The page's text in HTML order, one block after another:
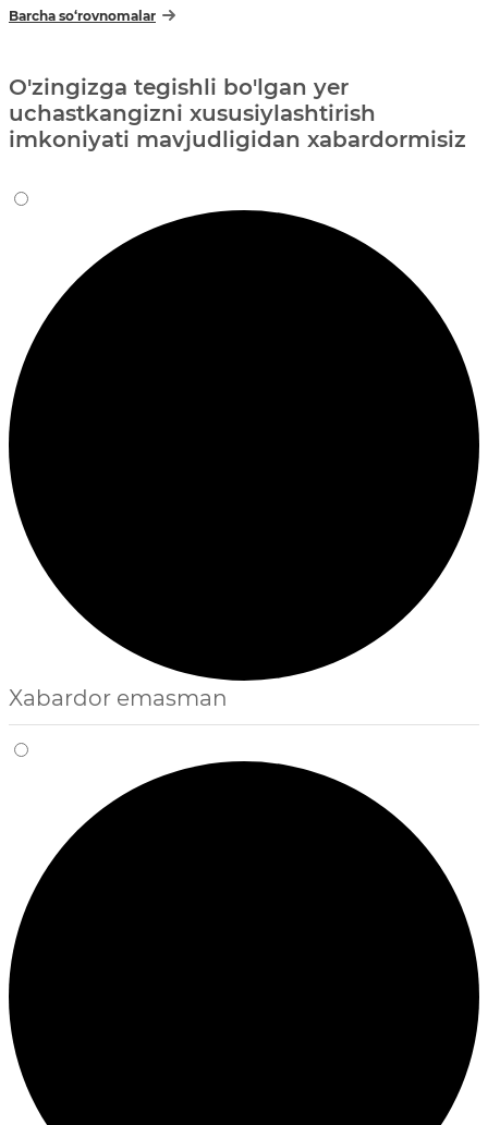
Barcha so‘rovnomalar
O'zingizga tegishli bo'lgan yer
uchastkangizni xususiylashtirish
imkoniyati mavjudligidan xabardormisiz
Xabardor emasman